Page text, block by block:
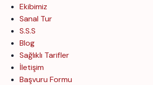
Ekibimiz
Sanal Tur
S.S.S
Blog
Sağlıklı Tarifler
İletişim
Başvuru Formu